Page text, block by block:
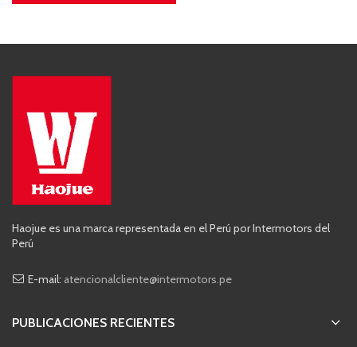
Haojue es una marca representada en el Perú por Intermotors del
Perú
E-mail: atencionalcliente@intermotors.pe
PUBLICACIONES RECIENTES